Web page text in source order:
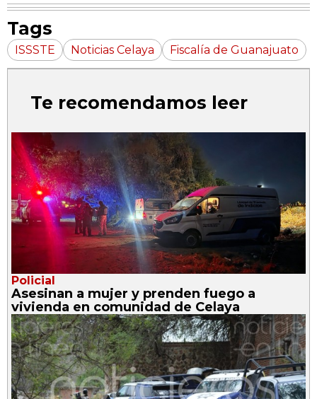
Tags
ISSSTE Noticias Celaya Fiscalía de Guanajuato
Te recomendamos leer
Policial
Asesinan a mujer y prenden fuego a
vivienda en comunidad de Celaya